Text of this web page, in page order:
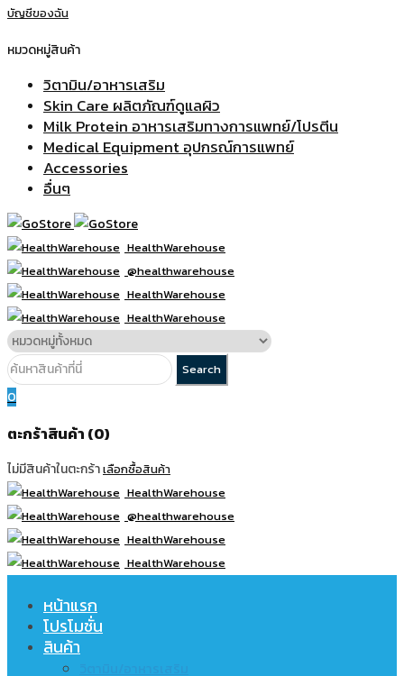
บัญชีของฉัน
หมวดหมู่สินค้า
วิตามิน/อาหารเสริม
Skin Care ผลิตภัณฑ์ดูแลผิว
Milk Protein อาหารเสริมทางการแพทย์/โปรตีน
Medical Equipment อุปกรณ์การแพทย์
Accessories
อื่นๆ
HealthWarehouse
@healthwarehouse
HealthWarehouse
HealthWarehouse
0
ตะกร้าสินค้า (0)
ไม่มีสินค้าในตะกร้าเลือกซื้อสินค้า
HealthWarehouse
@healthwarehouse
HealthWarehouse
HealthWarehouse
หน้าแรก
โปรโมชั่น
สินค้า